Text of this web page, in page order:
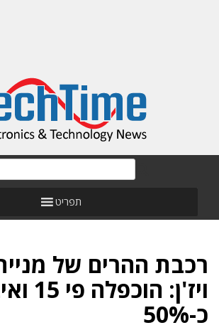
תפריט
רכבת ההרים של
ויז'ן:
כ-50%